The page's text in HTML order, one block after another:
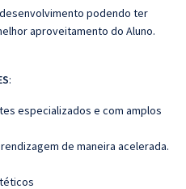
podendo ter
aproveitamento do Aluno.
:
especializados e com amplos
de maneira acelerada.